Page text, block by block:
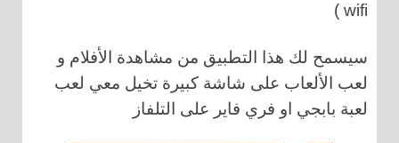
wifi )
سيسمح لك هذا التطبيق من مشاهدة الأفلام و
لعب الألعاب على شاشة كبيرة تخيل معي لعب
لعبة بابجي او فري فاير على التلفاز